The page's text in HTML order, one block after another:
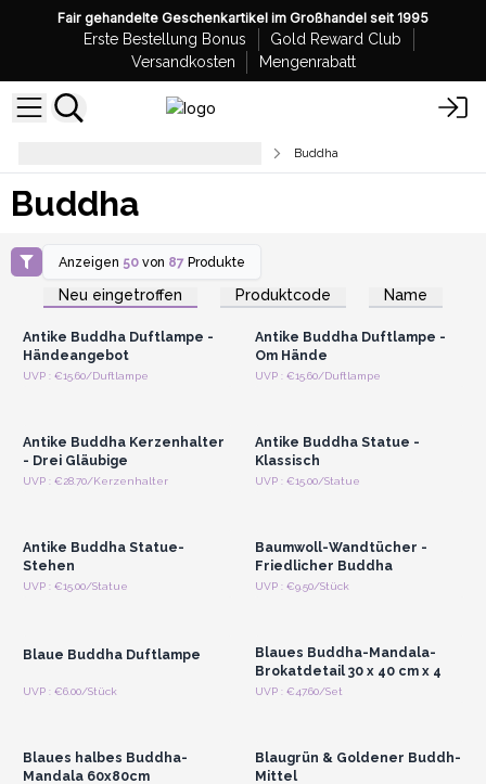
Fair gehandelte Geschenkartikel im Großhandel seit 1995
Erste Bestellung Bonus
Gold Reward Club
Versandkosten
Mengenrabatt
Buddha
Buddha
Anzeigen 50 von 87 Produkte
Neu eingetroffen Produktcode Name
Anmelden oder
Registrieren für
Großhandelspreise
Antike Buddha Duftlampe -
Händeangebot
UVP : €15.60/Duftlampe
Registrieren für
Großhandelspreise
Antike Buddha Duftlampe -
Om Hände
UVP : €15.60/Duftlampe
Anmelden oder
Antike Buddha Kerzenhalter
- Drei Gläubige
UVP : €28.70/Kerzenhalter
Anmelden oder
Antike Buddha Statue -
Klassisch
UVP : €15.00/Statue
Anmelden oder
Antike Buddha Statue-
Stehen
UVP : €15.00/Statue
Anmelden oder
Baumwoll-Wandtücher -
Friedlicher Buddha
UVP : €9.50/Stück
Anmelden oder
Blaue Buddha Duftlampe
UVP : €6.00/Stück
Anmelden oder
Blaues Buddha-Mandala-
Brokatdetail 30 x 40 cm x 4
UVP : €47.60/Set
Anmelden oder
Blaues halbes Buddha-
Mandala 60x80cm
Anmelden oder
Blaugrün & Goldener Buddh-
Mittel